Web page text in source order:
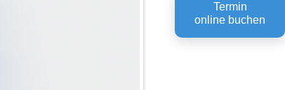
Termin
online buchen